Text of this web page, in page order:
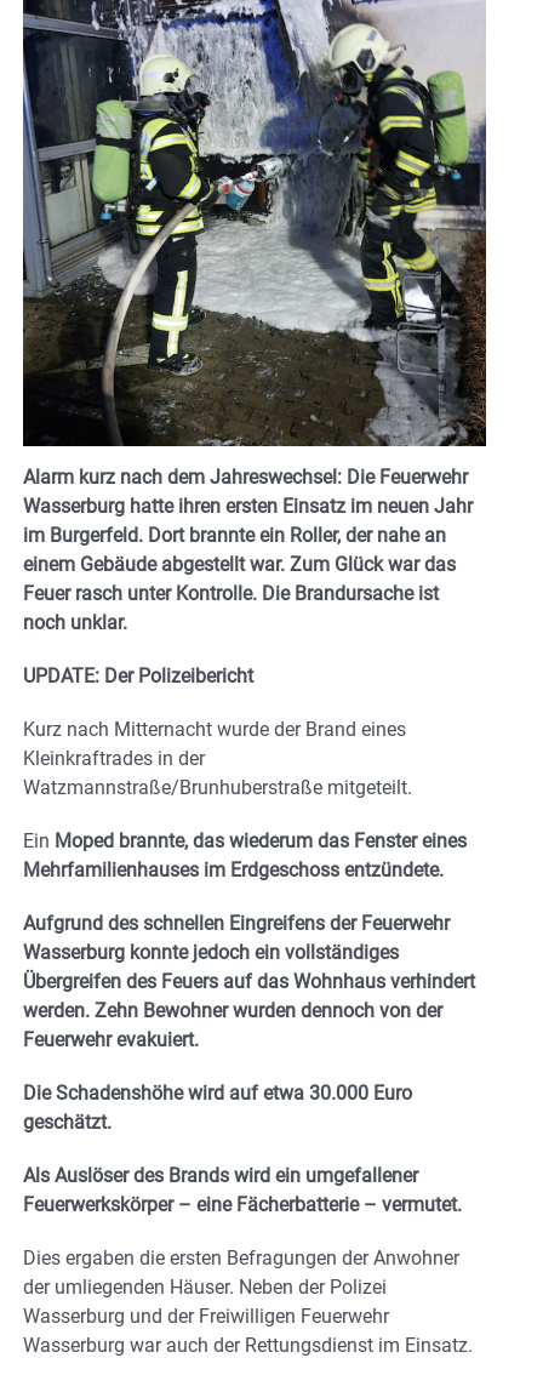
Alarm kurz nach dem Jahreswechsel: Die Feuerwehr
Wasserburg hatte ihren ersten Einsatz im neuen Jahr
im Burgerfeld. Dort brannte ein Roller, der nahe an
einem Gebäude abgestellt war. Zum Glück war das
Feuer rasch unter Kontrolle. Die Brandursache ist
noch unklar.
UPDATE: Der Polizeibericht
Kurz nach Mitternacht wurde der Brand eines
Kleinkraftrades in der
Watzmannstraße/Brunhuberstraße mitgeteilt.
Ein Moped brannte, das wiederum das Fenster eines
Mehrfamilienhauses im Erdgeschoss entzündete.
Aufgrund des schnellen Eingreifens der Feuerwehr
Wasserburg konnte jedoch ein vollständiges
Übergreifen des Feuers auf das Wohnhaus verhindert
werden. Zehn Bewohner wurden dennoch von der
Feuerwehr evakuiert.
Die Schadenshöhe wird auf etwa 30.000 Euro
geschätzt.
Als Auslöser des Brands wird ein umgefallener
Feuerwerkskörper – eine Fächerbatterie – vermutet.
Dies ergaben die ersten Befragungen der Anwohner
der umliegenden Häuser. Neben der Polizei
Wasserburg und der Freiwilligen Feuerwehr
Wasserburg war auch der Rettungsdienst im Einsatz.